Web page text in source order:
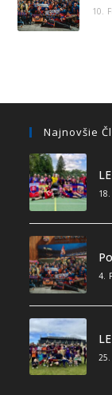
10.
Najnovšie
4.
25.